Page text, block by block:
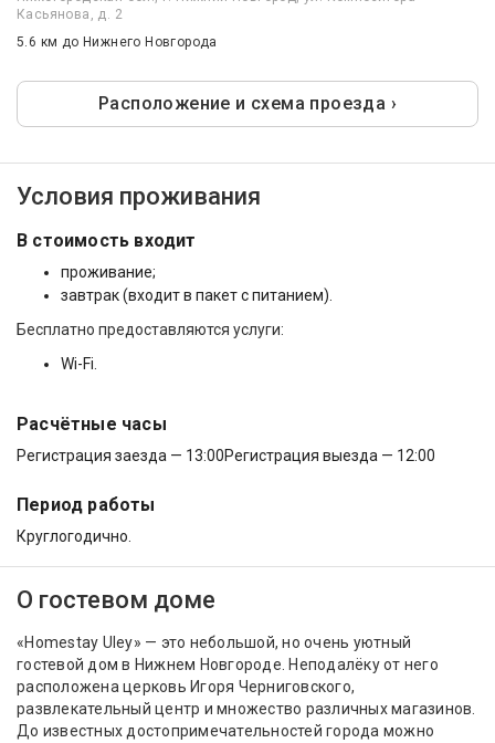
Касьянова, д. 2
5.6 км до Нижнего Новгорода
Расположение и схема проезда ›
Условия проживания
В стоимость входит
проживание;
завтрак (входит в пакет с питанием).
Бесплатно предоставляются услуги:
Wi-Fi.
Расчётные часы
Регистрация заезда — 13:00Регистрация выезда — 12:00
Период работы
Круглогодично.
О гостевом доме
«Homestay Uley» — это небольшой, но очень уютный
гостевой дом в Нижнем Новгороде. Неподалёку от него
расположена церковь Игоря Черниговского,
развлекательный центр и множество различных магазинов.
До известных достопримечательностей города можно